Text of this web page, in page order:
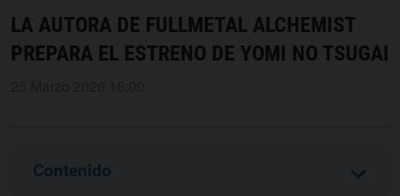
LA AUTORA DE FULLMETAL ALCHEMIST
PREPARA EL ESTRENO DE YOMI NO TSUGAI
Contenido